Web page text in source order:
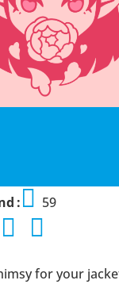
59
for your